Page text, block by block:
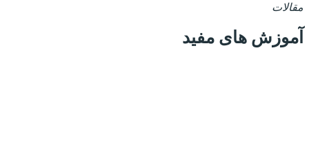
مقالات
آموزش های مفید